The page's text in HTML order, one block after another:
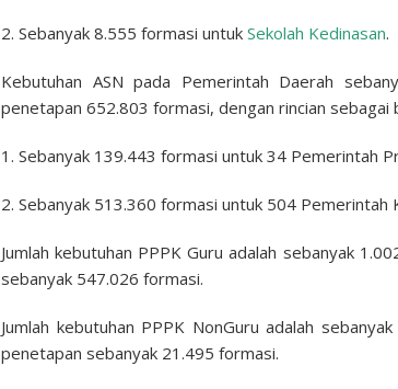
2. Sebanyak 8.555 formasi untuk Sekolah Kedinasan.
Kebutuhan ASN pada Pemerintah Daerah
penetapan 652.803 formasi, dengan rincian sebagai
1. Sebanyak 139.443 formasi untuk 34 Pemerintah
2. Sebanyak 513.360 formasi untuk 504 Pemerintah
Jumlah kebutuhan PPPK Guru adalah sebanyak
sebanyak 547.026 formasi.
Jumlah kebutuhan PPPK NonGuru adalah
penetapan sebanyak 21.495 formasi.